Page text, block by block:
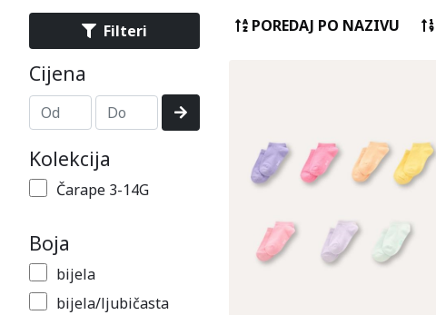
Filteri
Cijena
Kolekcija
Čarape 3-14G
Boja
bijela
bijela/ljubičasta
POREDAJ PO NAZIVU